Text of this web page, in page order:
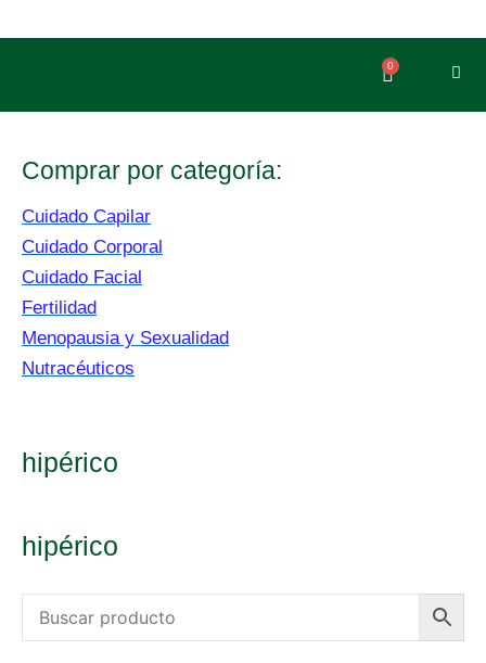
contenido
0
Carrito
Comprar por categoría:
Cuidado Capilar
Cuidado Corporal
Cuidado Facial
Fertilidad
Menopausia y Sexualidad
Nutracéuticos
hipérico
hipérico